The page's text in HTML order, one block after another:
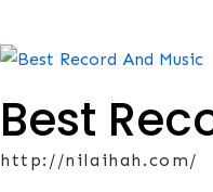
Best
http://nilaihah.com/